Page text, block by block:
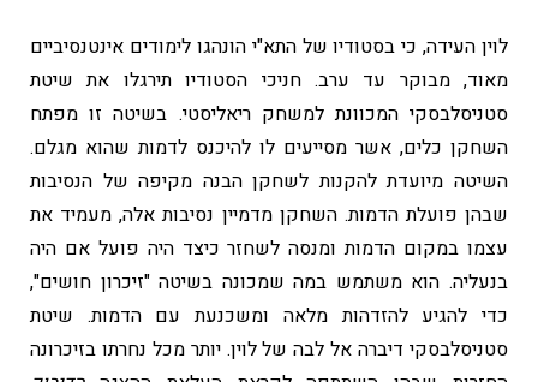
לוין העידה, כי בסטודיו של התא"י הונהגו לימודים אינטנסיביים
מאוד, מבוקר עד ערב. חניכי הסטודיו תירגלו את שיטת
סטניסלבסקי המכוונת למשחק ריאליסטי. בשיטה זו מפתח
השחקן כלים, אשר מסייעים לו להיכנס לדמות שהוא מגלם.
השיטה מיועדת להקנות לשחקן הבנה מקיפה של הנסיבות
שבהן פועלת הדמות. השחקן מדמיין נסיבות אלה, מעמיד את
עצמו במקום הדמות ומנסה לשחזר כיצד היה פועל אם היה
בנעליה. הוא משתמש במה שמכונה בשיטה "זיכרון חושים",
כדי להגיע להזדהות מלאה ומשכנעת עם הדמות. שיטת
סטניסלבסקי דיברה אל לבה של לוין. יותר מכל נחרתו בזיכרונה